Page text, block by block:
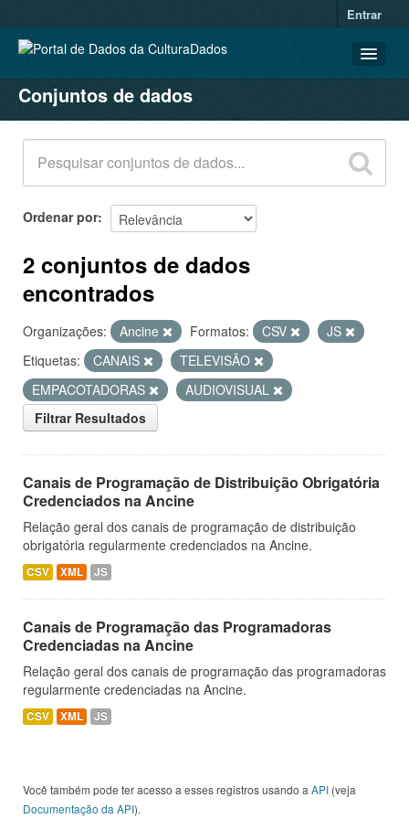
Entrar
CONJUNTOS DE DADOS
ORGANIZAÇÕES
GRUPOS
SOBRE
Conjuntos de dados
Ordenar por
2 conjuntos de dados
encontrados
Organizações: Ancine Formatos: CSV
JS
Etiquetas:
CANAIS
TELEVISÃO
EMPACOTADORAS
AUDIOVISUAL
Filtrar Resultados
Canais de Programação de Distribuição Obrigatória
Credenciados na Ancine
Relação geral dos canais de programação de distribuição
obrigatória regularmente credenciados na Ancine.
CSV XML JS
Canais de Programação das Programadoras
Credenciadas na Ancine
Relação geral dos canais de programação das programadoras
regularmente credenciadas na Ancine.
CSV XML JS
Você também pode ter acesso a esses registros usando a API (veja
Documentação da API).